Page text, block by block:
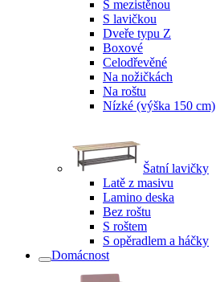
S mezistěnou
S lavičkou
Dveře typu Z
Boxové
Celodřevěné
Na nožičkách
Na roštu
Nízké (výška 150 cm)
Šatní lavičky
Latě z masivu
Lamino deska
Bez roštu
S roštem
S opěradlem a háčky
Domácnost